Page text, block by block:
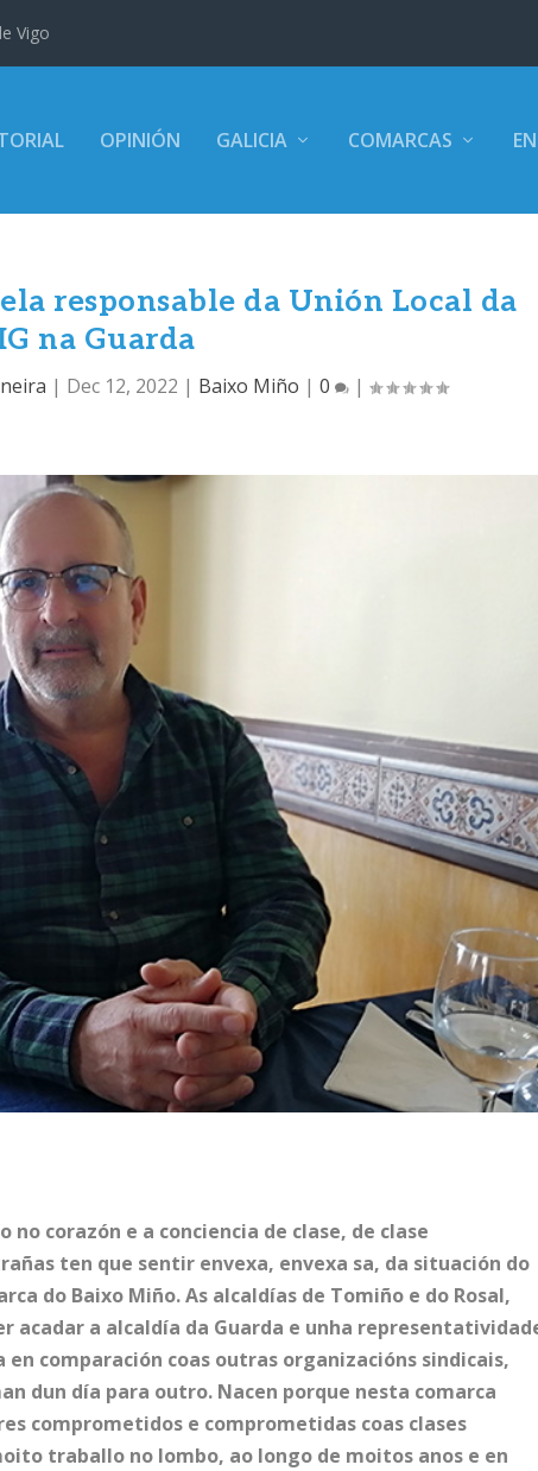
Vigo
OPINIÓN GALICIA COMARCAS
responsable da Unión Local da
na Guarda
| Dec 12, 2022 | Baixo Miño |0 |
corazón e a conciencia de clase, de clase
ten que sentir envexa, envexa sa, da situación do
do Baixo Miño. As alcaldías de Tomiño e do Rosal,
acadar a alcaldía da Guarda e unha
comparación coas outras organizacións sindicais,
dun día para outro. Nacen porque nesta comarca
comprometidos e comprometidas coas clases
traballo no lombo, ao longo de moitos anos e en